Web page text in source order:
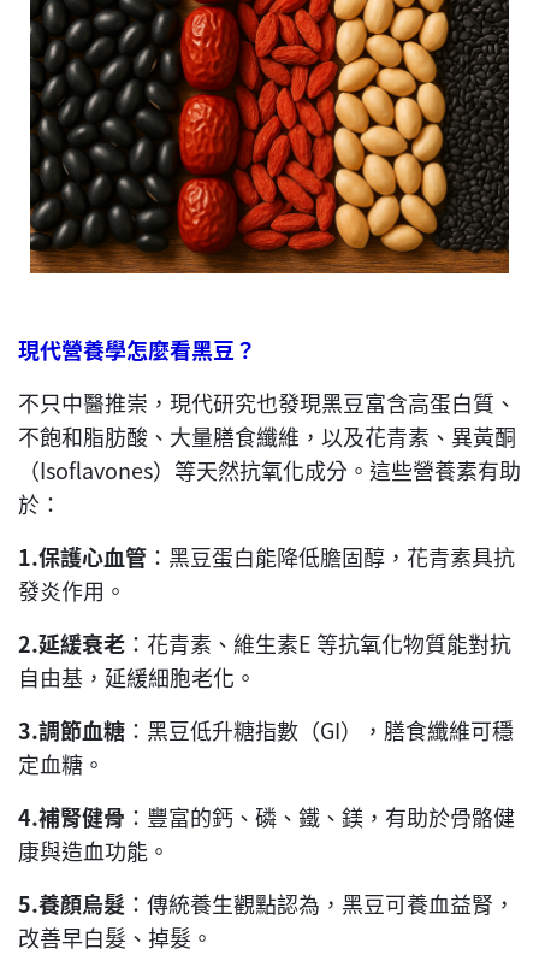
現代營養學怎麼看黑豆？
不只中醫推崇，現代研究也發現黑豆富含高蛋白質、
不飽和脂肪酸、大量膳食纖維，以及花青素、異黃酮
（Isoflavones）等天然抗氧化成分。這些營養素有助
於：
1.保護心血管 ：黑豆蛋白能降低膽固醇，花青素具抗
發炎作用。
2.延緩衰老 ：花青素、維生素E 等抗氧化物質能對抗
自由基，延緩細胞老化。
3.調節血糖 ：黑豆低升糖指數（GI），膳食纖維可穩
定血糖。
4.補腎健骨 ：豐富的鈣、磷、鐵、鎂，有助於骨骼健
康與造血功能。
5.養顏烏髮 ：傳統養生觀點認為，黑豆可養血益腎，
改善早白髮、掉髮。